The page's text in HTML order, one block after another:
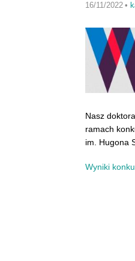
16/11/2022 •
Nasz
ramach
im. Hugona
Wyniki